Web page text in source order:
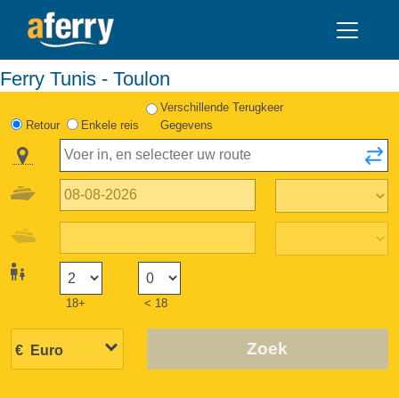
Ferry Tunis - Toulon
Retour Enkele reis
Verschillende Terugkeer
Gegevens
18+ < 18
Zoek